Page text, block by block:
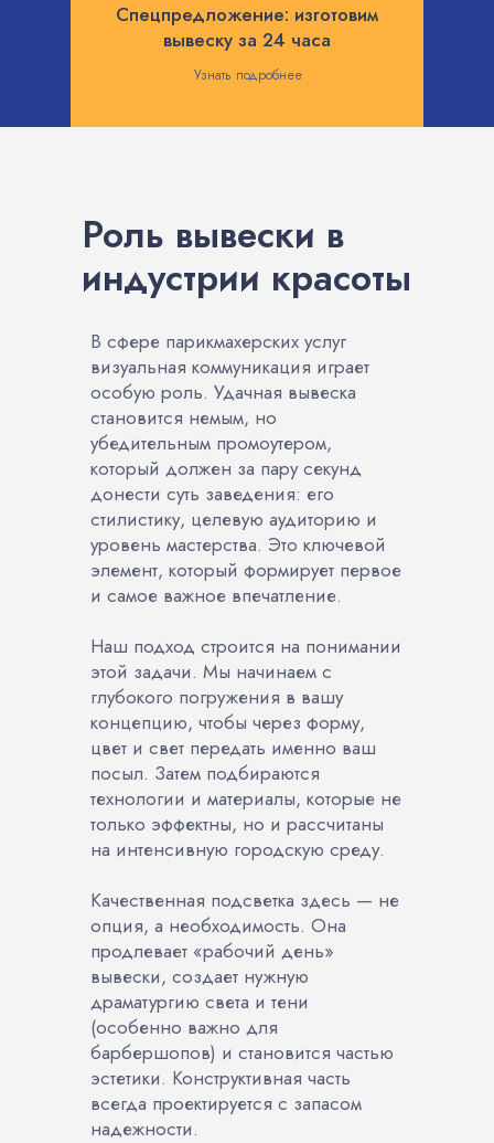
Узнать подробнее
Спецпредложение: изготовим
вывеску за 24 часа
Роль вывески в
индустрии красоты
В сфере парикмахерских услуг
визуальная коммуникация играет
особую роль. Удачная вывеска
становится немым, но
убедительным промоутером,
который должен за пару секунд
донести суть заведения: его
стилистику, целевую аудиторию и
уровень мастерства. Это ключевой
элемент, который формирует первое
и самое важное впечатление.
Наш подход строится на понимании
этой задачи. Мы начинаем с
глубокого погружения в вашу
концепцию, чтобы через форму,
цвет и свет передать именно ваш
посыл. Затем подбираются
технологии и материалы, которые не
только эффектны, но и рассчитаны
на интенсивную городскую среду.
Качественная подсветка здесь — не
опция, а необходимость. Она
продлевает «рабочий день»
вывески, создает нужную
драматургию света и тени
(особенно важно для
барбершопов) и становится частью
эстетики. Конструктивная часть
всегда проектируется с запасом
надежности.